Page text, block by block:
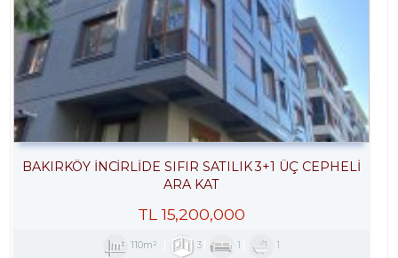
BAKIRKÖY İNCİRLİDE SIFIR SATILIK 3+1 ÜÇ CEPHELİ
ARA KAT
TL 15,200,000
110m² 3 1 1